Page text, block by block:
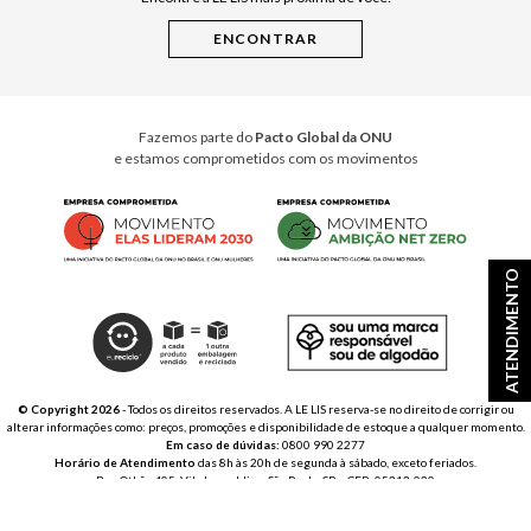
ATENDIMENTO
Fazemos parte do Pacto Global da ONU
e estamos comprometidos com os movimentos
© Copyright 2026- Todos os direitos reservados. A LE LIS reserva-se no direito de corrigir ou
alterar informações como: preços, promoções e disponibilidade de estoque a qualquer momento.
Em caso de dúvidas: 0800 990 2277
Horário de Atendimento das 8h às 20h de segunda à sábado, exceto feriados.
Rua Othão 405, Vila Leopoldina, São Paulo, SP – CEP: 05313-020